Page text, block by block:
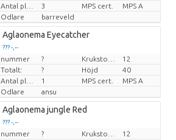
3 MPS cert.
MPS A
Odlare
barreveld
Aglaonema Eyecatcher
??? -,--
Pris per enhet
nummer ?
12
Totalt:
? Höjd
40
1 MPS cert.
MPS A
Odlare
ansu
Aglaonema jungle Red
??? -,--
Pris per enhet
nummer ?
12